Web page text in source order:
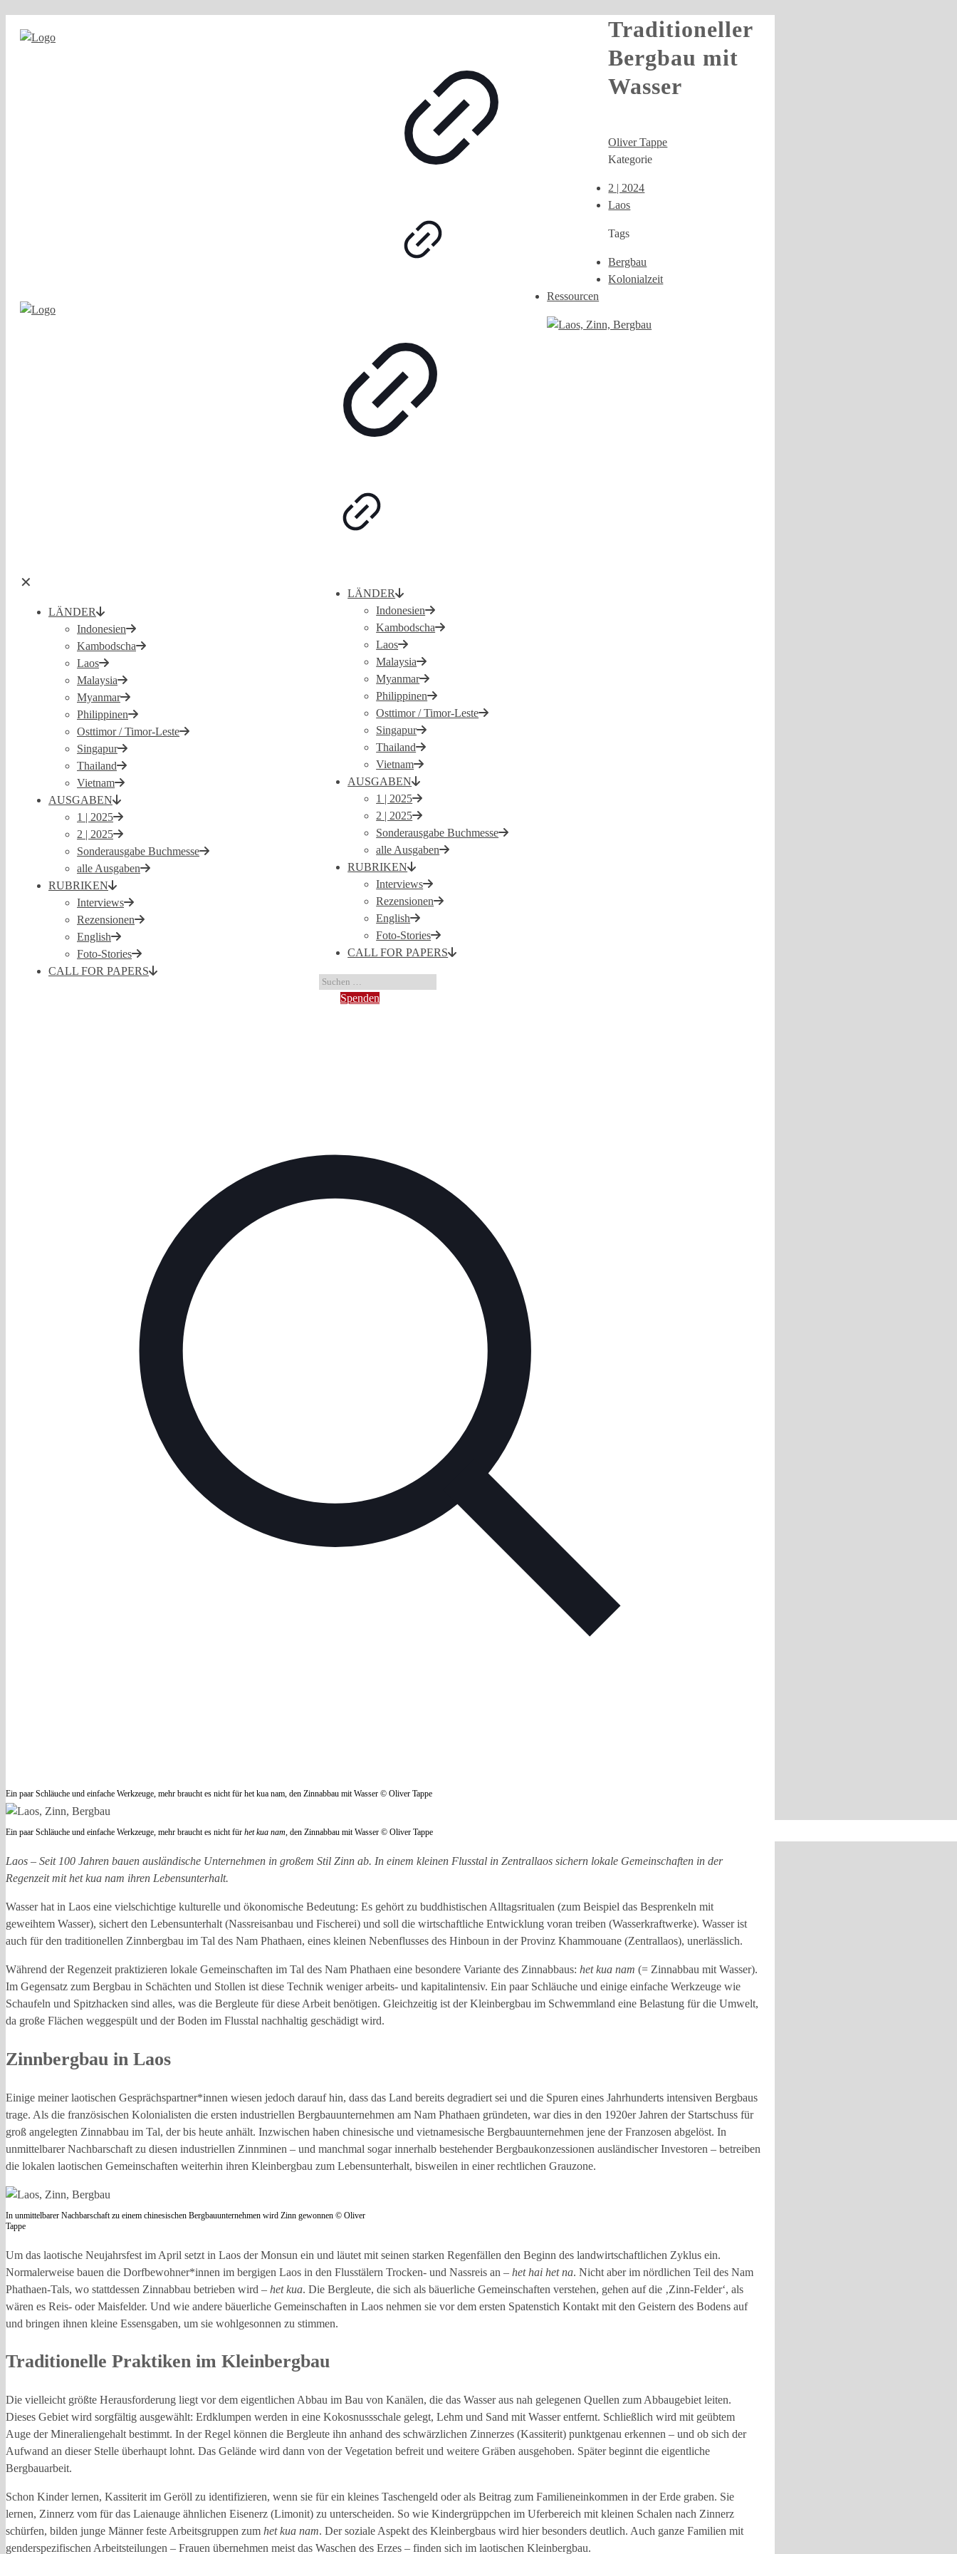
✕
LÄNDER
Indonesien
Kambodscha
Laos
Malaysia
Myanmar
Philippinen
Osttimor / Timor-Leste
Singapur
Thailand
Vietnam
AUSGABEN
1 | 2025
2 | 2025
Sonderausgabe Buchmesse
alle Ausgaben
RUBRIKEN
Interviews
Rezensionen
English
Foto-Stories
CALL FOR PAPERS
LÄNDER
Indonesien
Kambodscha
Laos
Malaysia
Myanmar
Philippinen
Osttimor / Timor-Leste
Singapur
Thailand
Vietnam
AUSGABEN
1 | 2025
2 | 2025
Sonderausgabe Buchmesse
alle Ausgaben
RUBRIKEN
Interviews
Rezensionen
English
Foto-Stories
CALL FOR PAPERS
Spenden
Traditioneller
Bergbau mit
Wasser
Oliver Tappe
Kategorie
2 | 2024
Laos
Tags
Bergbau
Kolonialzeit
Ressourcen
Ein paar Schläuche und einfache Werkzeuge, mehr braucht es nicht für het kua nam, den Zinnabbau mit Wasser © Oliver Tappe
Ein paar Schläuche und einfache Werkzeuge, mehr braucht es nicht für het kua nam, den Zinnabbau mit Wasser © Oliver Tappe
Laos – Seit 100 Jahren bauen ausländische Unternehmen in großem Stil Zinn ab. In einem kleinen Flusstal in Zentrallaos sichern lokale Gemeinschaften in der
Regenzeit mit het kua nam ihren Lebensunterhalt.
Wasser hat in Laos eine vielschichtige kulturelle und ökonomische Bedeutung: Es gehört zu buddhistischen Alltagsritualen (zum Beispiel das Besprenkeln mit
geweihtem Wasser), sichert den Lebensunterhalt (Nassreisanbau und Fischerei) und soll die wirtschaftliche Entwicklung voran treiben (Wasserkraftwerke). Wasser ist
auch für den traditionellen Zinnbergbau im Tal des Nam Phathaen, eines kleinen Nebenflusses des Hinboun in der Provinz Khammouane (Zentrallaos), unerlässlich.
Während der Regenzeit praktizieren lokale Gemeinschaften im Tal des Nam Phathaen eine besondere Variante des Zinnabbaus: het kua nam (= Zinnabbau mit Wasser).
Im Gegensatz zum Bergbau in Schächten und Stollen ist diese Technik weniger arbeits- und kapitalintensiv. Ein paar Schläuche und einige einfache Werkzeuge wie
Schaufeln und Spitzhacken sind alles, was die Bergleute für diese Arbeit benötigen. Gleichzeitig ist der Kleinbergbau im Schwemmland eine Belastung für die Umwelt,
da große Flächen weggespült und der Boden im Flusstal nachhaltig geschädigt wird.
Zinnbergbau in Laos
Einige meiner laotischen Gesprächspartner*innen wiesen jedoch darauf hin, dass das Land bereits degradiert sei und die Spuren eines Jahrhunderts intensiven Bergbaus
trage. Als die französischen Kolonialisten die ersten industriellen Bergbauunternehmen am Nam Phathaen gründeten, war dies in den 1920er Jahren der Startschuss für
groß angelegten Zinnabbau im Tal, der bis heute anhält. Inzwischen haben chinesische und vietnamesische Bergbauunternehmen jene der Franzosen abgelöst. In
unmittelbarer Nachbarschaft zu diesen industriellen Zinnminen – und manchmal sogar innerhalb bestehender Bergbaukonzessionen ausländischer Investoren – betreiben
die lokalen laotischen Gemeinschaften weiterhin ihren Kleinbergbau zum Lebensunterhalt, bisweilen in einer rechtlichen Grauzone.
In unmittelbarer Nachbarschaft zu einem chinesischen Bergbauunternehmen wird Zinn gewonnen © Oliver
Tappe
Um das laotische Neujahrsfest im April setzt in Laos der Monsun ein und läutet mit seinen starken Regenfällen den Beginn des landwirtschaftlichen Zyklus ein.
Normalerweise bauen die Dorfbewohner*innen im bergigen Laos in den Flusstälern Trocken- und Nassreis an – het hai het na. Nicht aber im nördlichen Teil des Nam
Phathaen-Tals, wo stattdessen Zinnabbau betrieben wird – het kua. Die Bergleute, die sich als bäuerliche Gemeinschaften verstehen, gehen auf die ‚Zinn-Felder‘, als
wären es Reis- oder Maisfelder. Und wie andere bäuerliche Gemeinschaften in Laos nehmen sie vor dem ersten Spatenstich Kontakt mit den Geistern des Bodens auf
und bringen ihnen kleine Essensgaben, um sie wohlgesonnen zu stimmen.
Traditionelle Praktiken im Kleinbergbau
Die vielleicht größte Herausforderung liegt vor dem eigentlichen Abbau im Bau von Kanälen, die das Wasser aus nah gelegenen Quellen zum Abbaugebiet leiten.
Dieses Gebiet wird sorgfältig ausgewählt: Erdklumpen werden in eine Kokosnussschale gelegt, Lehm und Sand mit Wasser entfernt. Schließlich wird mit geübtem
Auge der Mineraliengehalt bestimmt. In der Regel können die Bergleute ihn anhand des schwärzlichen Zinnerzes (Kassiterit) punktgenau erkennen – und ob sich der
Aufwand an dieser Stelle überhaupt lohnt. Das Gelände wird dann von der Vegetation befreit und weitere Gräben ausgehoben. Später beginnt die eigentliche
Bergbauarbeit.
Schon Kinder lernen, Kassiterit im Geröll zu identifizieren, wenn sie für ein kleines Taschengeld oder als Beitrag zum Familieneinkommen in der Erde graben. Sie
lernen, Zinnerz vom für das Laienauge ähnlichen Eisenerz (Limonit) zu unterscheiden. So wie Kindergrüppchen im Uferbereich mit kleinen Schalen nach Zinnerz
schürfen, bilden junge Männer feste Arbeitsgruppen zum het kua nam. Der soziale Aspekt des Kleinbergbaus wird hier besonders deutlich. Auch ganze Familien mit
genderspezifischen Arbeitsteilungen – Frauen übernehmen meist das Waschen des Erzes – finden sich im laotischen Kleinbergbau.